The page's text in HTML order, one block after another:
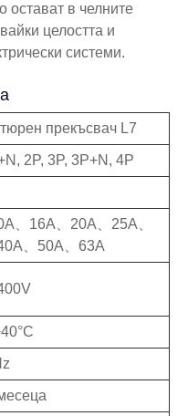
остават в челните
целостта и
системи.
прекъсвач L7
2P, 3P, 3P+N, 4P
、16A、20A、25A、
、50A、63A